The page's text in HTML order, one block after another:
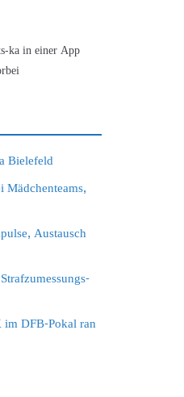
ka in einer App
Bielefeld
Mädchenteams,
Austausch
DFB-Pokal ran